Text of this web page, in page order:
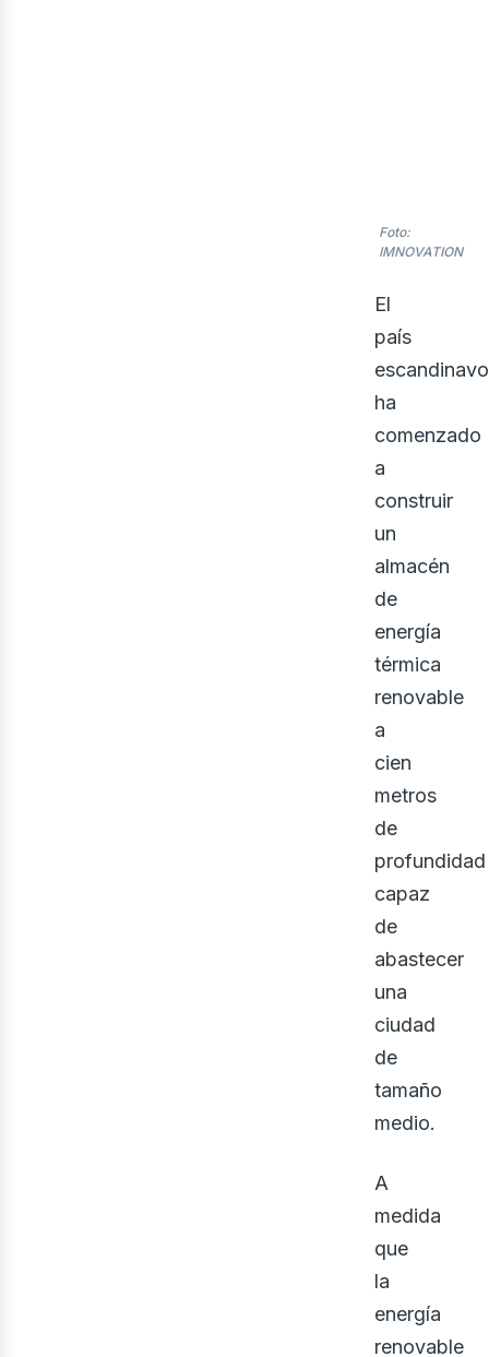
Foto:
IMNOVATION
El
país
escandinavo
ha
comenzado
a
construir
un
almacén
de
energía
térmica
renovable
a
cien
metros
de
profundidad
capaz
de
abastecer
una
ciudad
de
tamaño
medio.
A
medida
que
la
energía
renovable